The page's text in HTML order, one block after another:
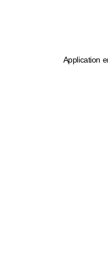
Application